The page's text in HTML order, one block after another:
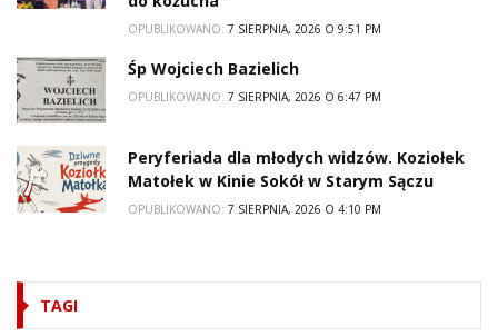
OPUBLIKOWANO: 7 SIERPNIA, 2026 O 9:51 PM
Śp Wojciech Bazielich
OPUBLIKOWANO: 7 SIERPNIA, 2026 O 6:47 PM
Peryferiada dla młodych widzów. Koziołek
Matołek w Kinie Sokół w Starym Sączu
OPUBLIKOWANO: 7 SIERPNIA, 2026 O 4:10 PM
TAGI